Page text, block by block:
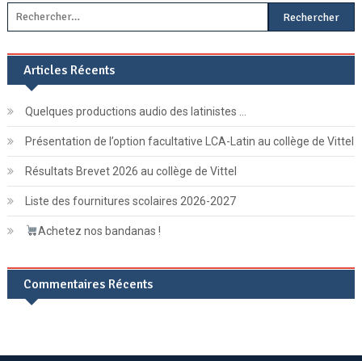
Rechercher :
Articles Récents
Quelques productions audio des latinistes …
Présentation de l’option facultative LCA-Latin au collège de Vittel
Résultats Brevet 2026 au collège de Vittel
Liste des fournitures scolaires 2026-2027
Achetez nos bandanas !
Commentaires Récents